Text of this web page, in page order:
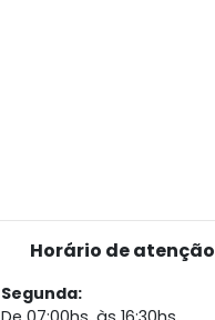
Horário de atenção
Segunda: